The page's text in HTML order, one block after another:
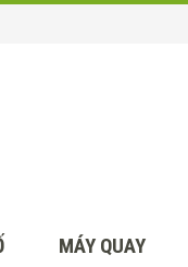
MÁY QUAY